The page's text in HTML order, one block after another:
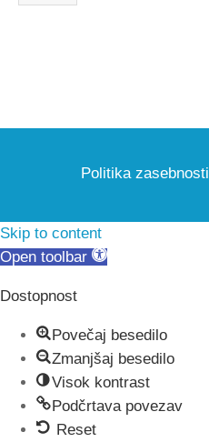
Politika zasebnosti
Skip to content
Open toolbar
Dostopnost
Povečaj besedilo
Zmanjšaj besedilo
Visok kontrast
Podčrtava povezav
Reset